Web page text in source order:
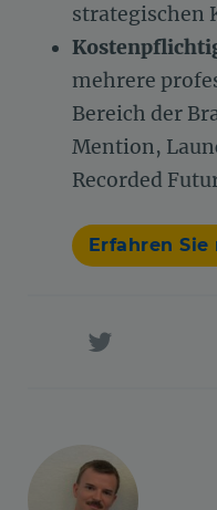
strategischen
mehrere
Bereich der
Mention,
Recorded
Erfahren